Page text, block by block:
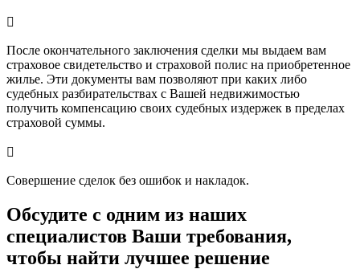

После окончательного заключения сделки мы выдаем вам
страховое свидетельство и страховой полис на приобретенное
жилье. Эти документы вам позволяют при каких либо
судебных разбирательствах с Вашей недвижимостью
получить компенсацию своих судебных издержек в пределах
страховой суммы.

Совершение сделок без ошибок и накладок.
Обсудите с одним из наших
специалистов Ваши требования,
чтобы найти лучшее решение